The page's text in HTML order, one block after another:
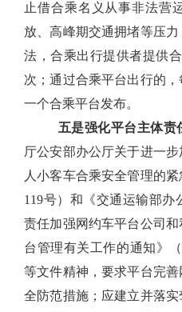
止借合乘名义从事非法营
放、高峰期交通拥堵等压力
法，合乘出行提供者提供
次；通过合乘平台出行的
一个合乘平台发布。
五是强化平台主体责
厅公安部办公厅关于进一
人小客车合乘安全管理的
119号）和《交通运输部办
责任加强网约车平台公司
台管理有关工作的通知》
等文件精神，要求平台完
全防范措施；应建立并落实